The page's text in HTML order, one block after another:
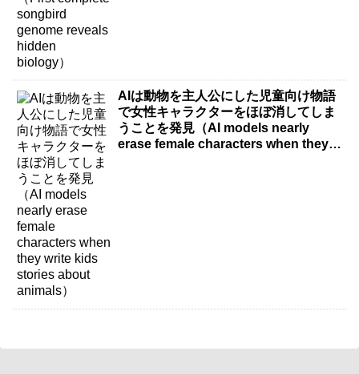
AIは動物を主人公にした児童向け物語
で女性キャラクターをほぼ消してしま
うことを発見（AI models nearly
erase female characters when they